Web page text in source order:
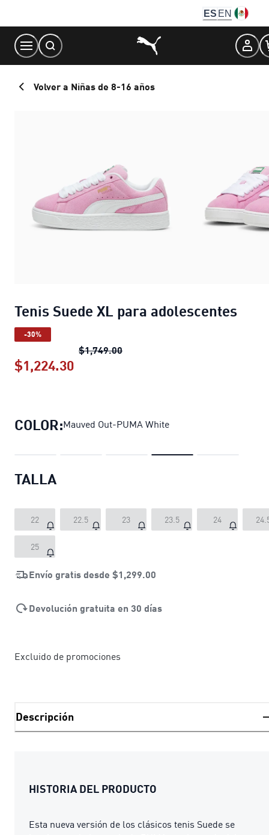
Content
ES EN
Volver a Niñas de 8-16 años
Tenis Suede XL para adolescentes
-30%
$1,749.00Tenis Suede XL para
$1,224.30
COLOR:Mauved Out-PUMA White
TALLA
22 22.5 23 23.5 24
25
Envío gratis desde $1,299.00
Devolución gratuita en 30 días
Excluido de promociones
Descripción
HISTORIA DEL PRODUCTO
Esta nueva versión de los clásicos tenis Suede se